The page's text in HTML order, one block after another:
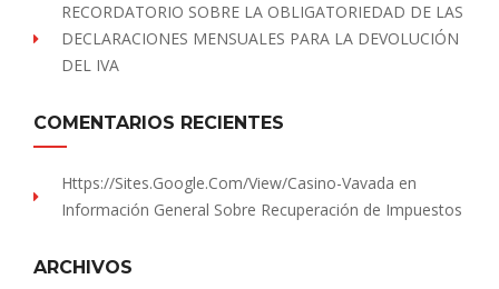
RECORDATORIO SOBRE LA OBLIGATORIEDAD DE LAS
DECLARACIONES MENSUALES PARA LA DEVOLUCIÓN
DEL IVA
COMENTARIOS RECIENTES
Https://sites.Google.com/view/Casino-Vavada en
Información General Sobre Recuperación de Impuestos
ARCHIVOS